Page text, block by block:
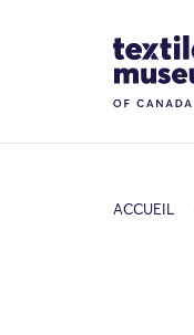
Site Logo
ACCUEIL